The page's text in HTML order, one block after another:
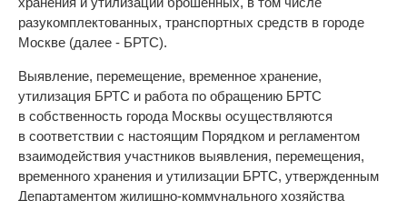
разукомплектованных, транспортных средств в городе
Москве (далее - БРТС).
Выявление, перемещение, временное хранение,
утилизация БРТС и работа по обращению БРТС
в собственность города Москвы осуществляются
в соответствии с настоящим Порядком и регламентом
взаимодействия участников выявления, перемещения,
временного хранения и утилизации БРТС, утвержденным
Департаментом жилищно-коммунального хозяйства